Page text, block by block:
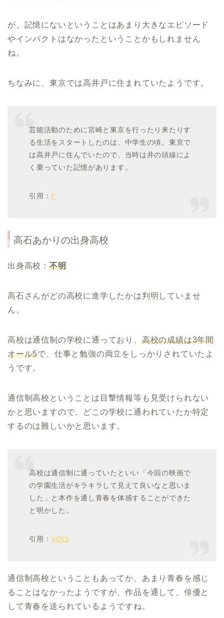
が、記憶にないということはあまり大きなエピソード
やインパクトはなかったということかもしれません
ね。
ちなみに、東京では高井戸に住まれていたようです。
芸能活動のために宮崎と東京を行ったり来たりす
る生活をスタートしたのは、中学生の頃。東京で
は高井戸に住んでいたので、当時は井の頭線によ
く乗っていた記憶があります。
引用： F
高石あかりの出身高校
出身高校： 不明
高石さんがどの高校に進学したかは判明していませ
ん。
高校は通信制の学校に通っており、 高校の成績は3年間
オール5で、仕事と勉強の両立をしっかりされていたよ
うです。
通信制高校ということは目撃情報等も見受けられない
かと思いますので、どこの学校に通われていたか特定
するのは難しいかと思います。
高校は通信制に通っていたといい「今回の映画で
の学園生活がキラキラして見えて良いなと思いま
した」と本作を通し青春を体感することができた
と明かした。
引用：VOIS
通信制高校ということもあってか、あまり青春を感じ
ることはなかったようですが、作品を通して、俳優と
して青春を送られているようですね。